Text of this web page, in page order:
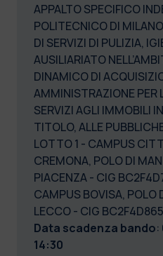
APPALTO SPECIFICO
POLITECNICO DI
DI SERVIZI DI PULIZIA,
AUSILIARIATO
DINAMICO DI
AMMINISTRAZIONE PER
SERVIZI AGLI IMMOBILI
TITOLO, ALLE
LOTTO 1 - CAMPUS
CREMONA, POLO DI
PIACENZA - CIG
CAMPUS BOVISA, POLO
LECCO - CIG
Data scadenza bando:
14:30